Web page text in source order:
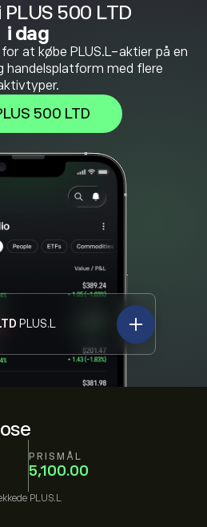
PRISMÅL
5,100.00
PLUS.L
PLUS 500 LTD
i dag
at købe PLUS.L-aktier på en
handelsplatform med flere
500 LTD
PLUS.L